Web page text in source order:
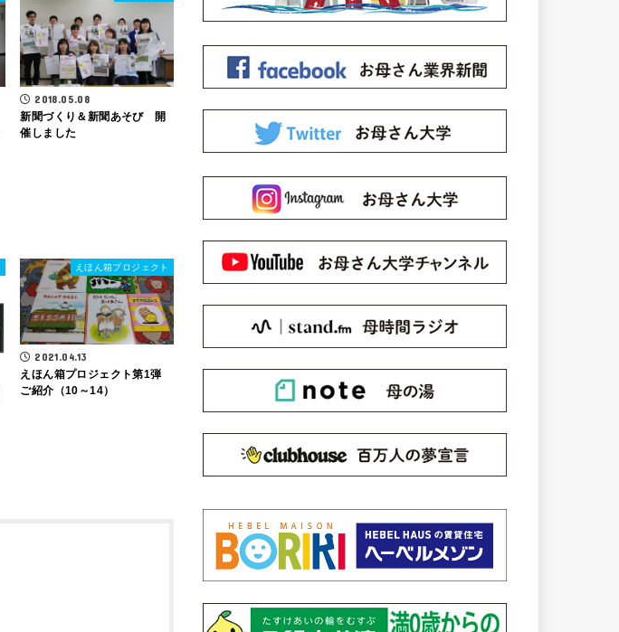
2018.05.08
新聞づくり＆新聞あそび 開
催しました
えほん箱プロジェクト
2021.04.13
えほん箱プロジェクト第1弾
ご紹介（10～14）